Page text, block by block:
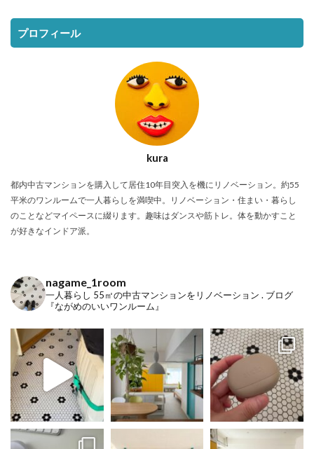
プロフィール
kura
都内中古マンションを購入して居住10年目突入を機にリノベーション。約55
平米のワンルームで一人暮らしを満喫中。リノベーション・住まい・暮らし
のことなどマイペースに綴ります。趣味はダンスや筋トレ。体を動かすこと
が好きなインドア派。
nagame_1room
一人暮らし 55㎡の中古マンションをリノベーション . ブログ
『ながめのいいワンルーム』